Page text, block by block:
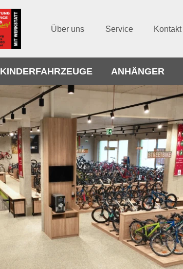
Über uns Service Kontakt
KINDERFAHRZEUGE ANHÄNGER